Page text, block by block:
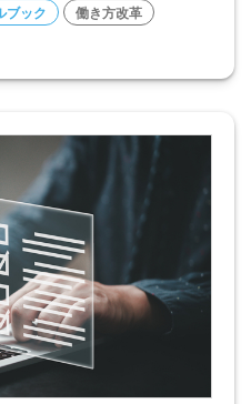
ブック
働き方改革